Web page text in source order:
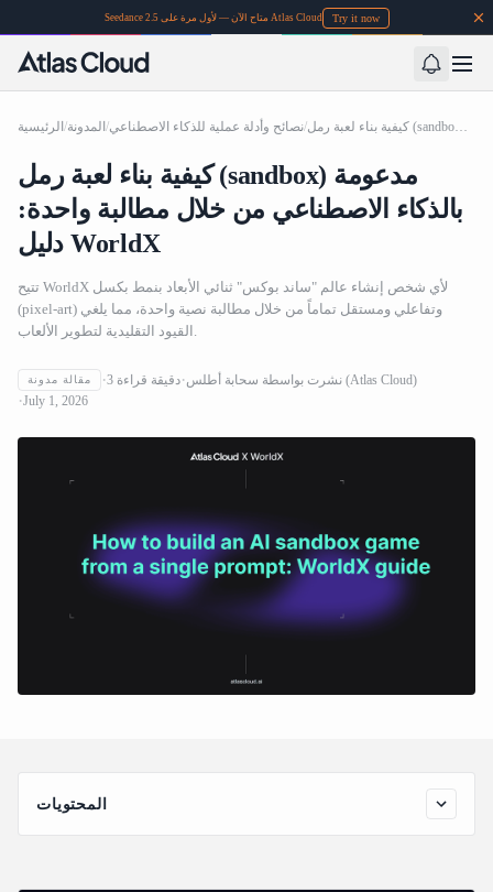
Seedance 2.5 متاح الآن — لأول مرة على Atlas Cloud Try it now
الرئيسية /المدونة /نصائح وأدلة عملية للذكاء الاصطناعي/ كيفية بناء لعبة رمل (sandbox) مدعومة بالذكاء الاصطناعي من خلال مطالبة واحدة: دليل WorldX
كيفية بناء لعبة رمل (sandbox) مدعومة
بالذكاء الاصطناعي من خلال مطالبة واحدة:
دليل WorldX
تتيح WorldX لأي شخص إنشاء عالم "ساند بوكس" ثنائي الأبعاد بنمط بكسل
(pixel-art) وتفاعلي ومستقل تماماً من خلال مطالبة نصية واحدة، مما يلغي
القيود التقليدية لتطوير الألعاب.
مقالة مدونة 3 دقيقة قراءة نشرت بواسطة سحابة أطلس (Atlas Cloud)
July 1, 2026
المحتويات
سحر الجملة الواحدة: بناء بيئة اختبار (Sandbox) ذكية وحية من